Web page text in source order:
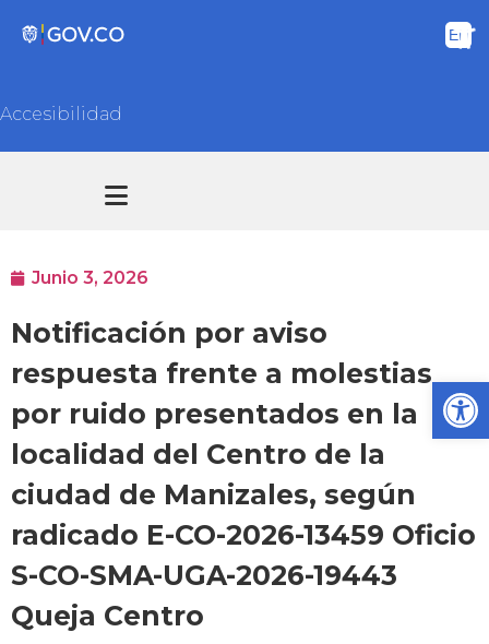
Accesibilidad
Junio 3, 2026
Notificación por aviso
respuesta frente a molestias
por ruido presentados en la
localidad del Centro de la
ciudad de Manizales, según
radicado E-CO-2026-13459 Oficio
S-CO-SMA-UGA-2026-19443
Queja Centro